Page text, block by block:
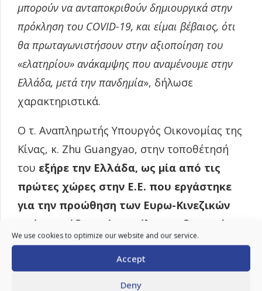
We use cookies to optimize our website and our service.
Accept
Deny
μπορούν να ανταποκριθούν δημιουργικά στην
πρόκληση του COVID-19, και είμαι βέβαιος, ότι
θα πρωταγωνιστήσουν στην αξιοποίηση του
«ελατηρίου» ανάκαμψης που αναμένουμε στην
Ελλάδα, μετά την πανδημία», δήλωσε
χαρακτηριστικά.
Ο τ. Αναπληρωτής Υπουργός Οικονομίας της
Κίνας, κ. Zhu Guangyao, στην τοποθέτησή
του εξήρε την Ελλάδα, ως μία από τις
πρώτες χώρες στην Ε.Ε. που εργάστηκε
για την προώθηση των Ευρω-Κινεζικών
σχέσεων ήδη από τα τέλη της δεκαετίας
του ’90. Ενώ, έκανε λόγω για τις μεγάλες
προοπτικές ανάπτυξης μεταξύ των δύο
χωρών την επόμενη δεκαετία.